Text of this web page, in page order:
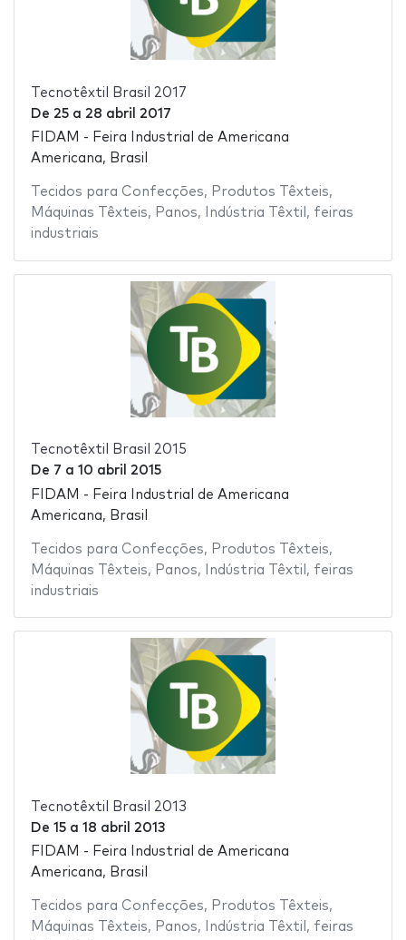
Tecnotêxtil Brasil 2017
De 25a 28 abril 2017
FIDAM - Feira Industrial de Americana
Americana, Brasil
Tecidos para Confecções, Produtos Têxteis,
Máquinas Têxteis, Panos, Indústria Têxtil , feiras
industriais
Tecnotêxtil Brasil 2015
De 7 a 10 abril 2015
FIDAM - Feira Industrial de Americana
Americana, Brasil
Tecidos para Confecções, Produtos Têxteis,
Máquinas Têxteis, Panos, Indústria Têxtil , feiras
industriais
Tecnotêxtil Brasil 2013
De 15a 18 abril 2013
FIDAM - Feira Industrial de Americana
Americana, Brasil
Tecidos para Confecções, Produtos Têxteis,
Máquinas Têxteis, Panos, Indústria Têxtil , feiras